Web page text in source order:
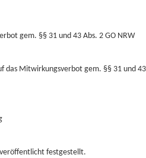
gem. §§ 31 und 43 Abs. 2 GO NRW
das Mitwirkungsverbot gem. §§ 31 und
festgestellt.